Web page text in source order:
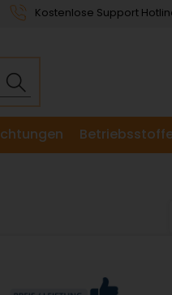
Kostenlose Support